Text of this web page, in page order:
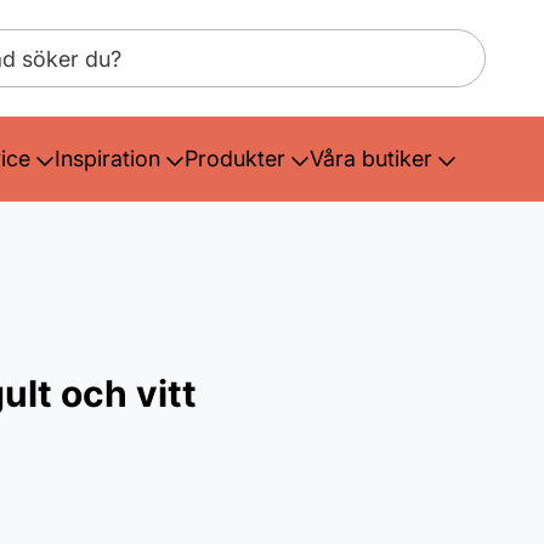
Inspiration Produkter Våra butiker
och vitt